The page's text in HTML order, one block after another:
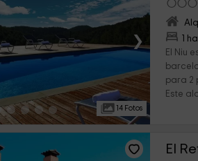
›
14 Fotos
1
El Niu
para 2
Este
El